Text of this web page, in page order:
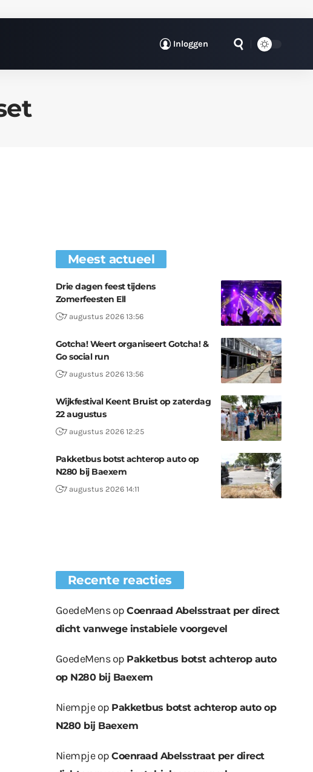
Inloggen
Meest actueel
Drie dagen feest tijdens
Zomerfeesten Ell
7 augustus 2026 13:56
Gotcha! Weert organiseert Gotcha! &
Go social run
7 augustus 2026 13:56
Wijkfestival Keent Bruist op zaterdag
22 augustus
7 augustus 2026 12:25
Pakketbus botst achterop auto op
N280 bij Baexem
7 augustus 2026 14:11
Recente reacties
GoedeMensopCoenraad Abelsstraat per direct
dicht vanwege instabiele voorgevel
GoedeMensop Pakketbus botst achterop auto
op N280 bij Baexem
Niempjeop Pakketbus botst achterop auto op
N280 bij Baexem
NiempjeopCoenraad Abelsstraat per direct